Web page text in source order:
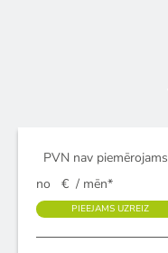
PVN nav piemērojams
no
€ / mēn*
PIEEJAMS UZREIZ